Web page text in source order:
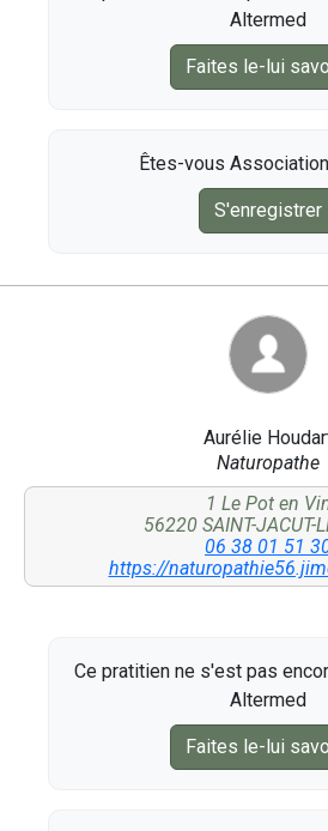
Altermed
Faites le-lui
Êtes-vous
S'enregistrer
Aurélie
Naturopathe
1 Le Pot en
56220 SAINT-JACUT-
06 38 01 51
https://
Ce pratitien ne s'est pas
Altermed
Faites le-lui